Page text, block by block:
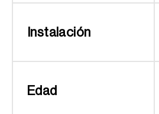
Instalación
Edad